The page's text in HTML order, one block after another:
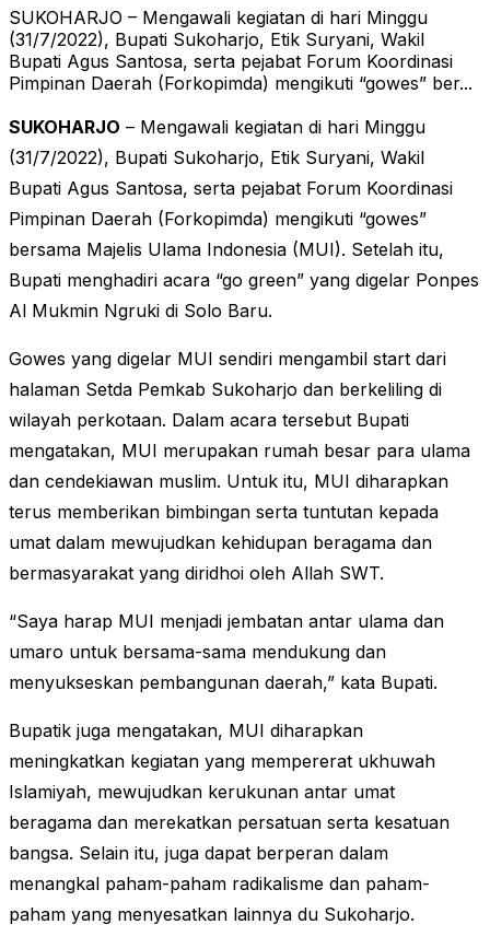
SUKOHARJO – Mengawali kegiatan di hari Minggu
(31/7/2022), Bupati Sukoharjo, Etik Suryani, Wakil
Bupati Agus Santosa, serta pejabat Forum Koordinasi
Pimpinan Daerah (Forkopimda) mengikuti “gowes” ber...
SUKOHARJO – Mengawali kegiatan di hari Minggu
(31/7/2022), Bupati Sukoharjo, Etik Suryani, Wakil
Bupati Agus Santosa, serta pejabat Forum Koordinasi
Pimpinan Daerah (Forkopimda) mengikuti “gowes”
bersama Majelis Ulama Indonesia (MUI). Setelah itu,
Bupati menghadiri acara “go green” yang digelar Ponpes
Al Mukmin Ngruki di Solo Baru.
Gowes yang digelar MUI sendiri mengambil start dari
halaman Setda Pemkab Sukoharjo dan berkeliling di
wilayah perkotaan. Dalam acara tersebut Bupati
mengatakan, MUI merupakan rumah besar para ulama
dan cendekiawan muslim. Untuk itu, MUI diharapkan
terus memberikan bimbingan serta tuntutan kepada
umat dalam mewujudkan kehidupan beragama dan
bermasyarakat yang diridhoi oleh Allah SWT.
“Saya harap MUI menjadi jembatan antar ulama dan
umaro untuk bersama-sama mendukung dan
menyukseskan pembangunan daerah,” kata Bupati.
Bupatik juga mengatakan, MUI diharapkan
meningkatkan kegiatan yang mempererat ukhuwah
Islamiyah, mewujudkan kerukunan antar umat
beragama dan merekatkan persatuan serta kesatuan
bangsa. Selain itu, juga dapat berperan dalam
menangkal paham-paham radikalisme dan paham-
paham yang menyesatkan lainnya du Sukoharjo.